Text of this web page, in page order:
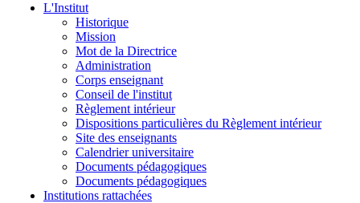
L'Institut
Historique
Mission
Mot de la Directrice
Administration
Corps enseignant
Conseil de l'institut
Règlement intérieur
Dispositions particulières du Règlement intérieur
Site des enseignants
Calendrier universitaire
Documents pédagogiques
Documents pédagogiques
Institutions rattachées